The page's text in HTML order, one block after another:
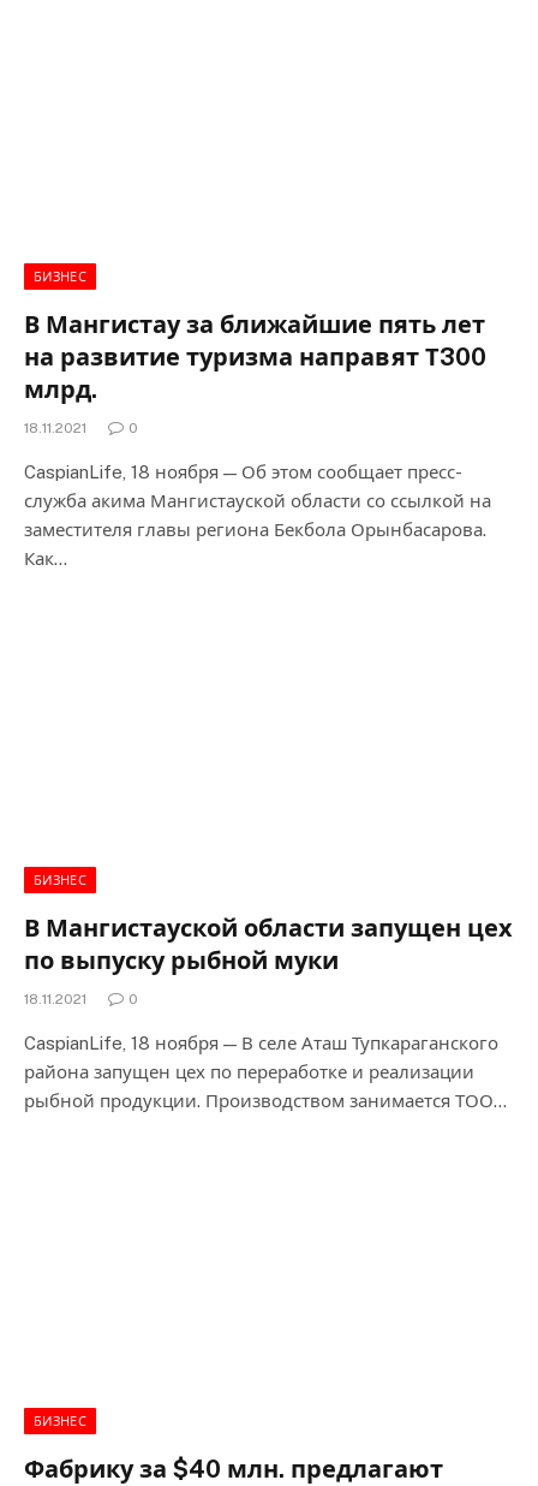
БИЗНЕС
В Мангистау за ближайшие пять лет
на развитие туризма направят Т300
млрд.
18.11.2021 0
CaspianLife, 18 ноября — Об этом сообщает пресс-
служба акима Мангистауской области со ссылкой на
заместителя главы региона Бекбола Орынбасарова.
Как…
БИЗНЕС
В Мангистауской области запущен цех
по выпуску рыбной муки
18.11.2021 0
CaspianLife, 18 ноября — В селе Аташ Тупкараганского
района запущен цех по переработке и реализации
рыбной продукции. Производством занимается ТОО…
БИЗНЕС
Фабрику за $40 млн. предлагают